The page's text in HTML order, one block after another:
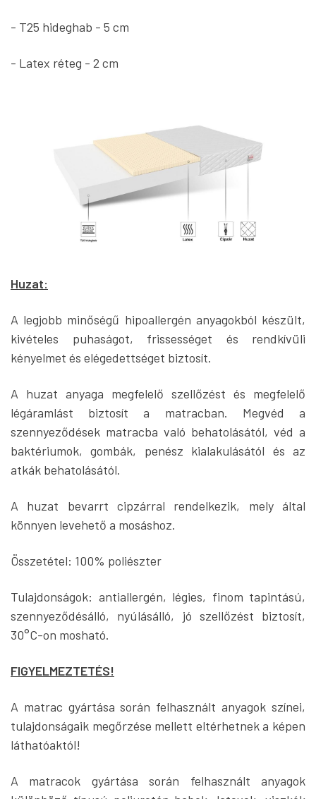
- T25 hideghab - 5 cm
- Latex réteg - 2 cm
Huzat:
A legjobb minőségű hipoallergén anyagokból készült,
kivételes puhaságot, frissességet és rendkívüli
kényelmet és elégedettséget biztosít.
A huzat anyaga megfelelő szellőzést és megfelelő
légáramlást biztosít a matracban. Megvéd a
szennyeződések matracba való behatolásától, véd a
baktériumok, gombák, penész kialakulásától és az
atkák behatolásától.
A huzat bevarrt cipzárral rendelkezik, mely által
könnyen levehető a mosáshoz.
Összetétel: 100% poliészter
Tulajdonságok: antiallergén, légies, finom tapintású,
szennyeződésálló, nyúlásálló, jó szellőzést biztosít,
30°C-on mosható.
FIGYELMEZTETÉS!
A matrac gyártása során felhasznált anyagok színei,
tulajdonságaik megőrzése mellett eltérhetnek a képen
láthatóaktól!
A matracok gyártása során felhasznált anyagok